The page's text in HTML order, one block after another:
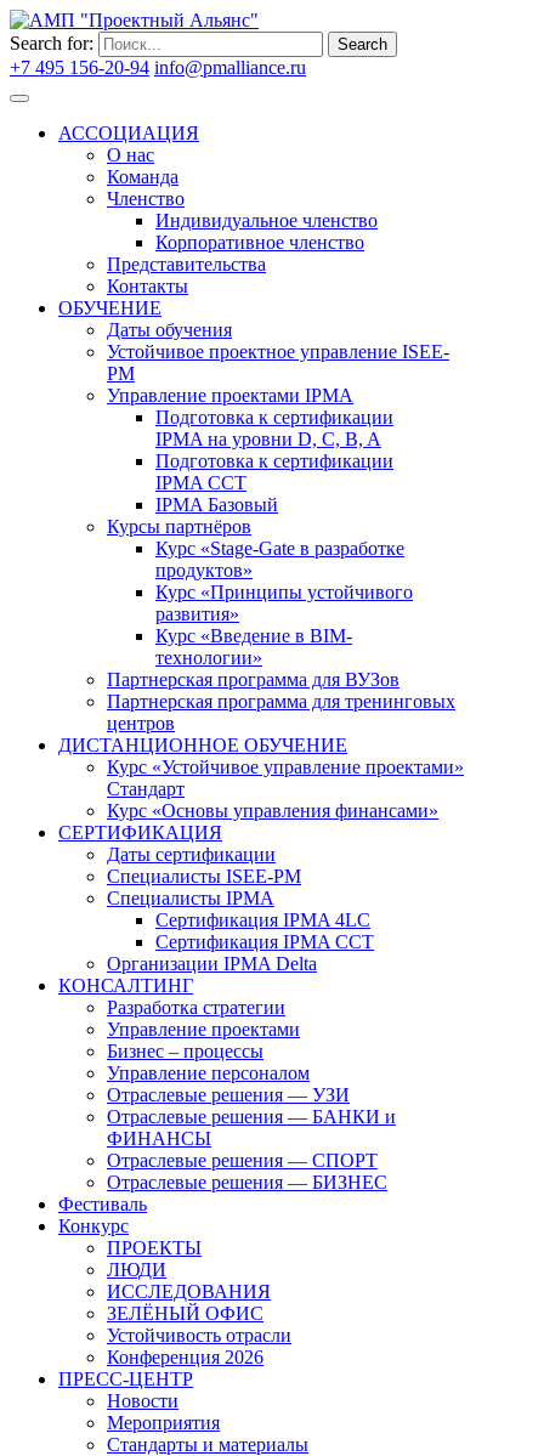
Search for: Search
+7 495 156-20-94 info@pmalliance.ru
АССОЦИАЦИЯ
О нас
Команда
Членство
Индивидуальное членство
Корпоративное членство
Представительства
Контакты
ОБУЧЕНИЕ
Даты обучения
Устойчивое проектное управление ISEE-
PM
Управление проектами IPMA
Подготовка к сертификации
IPMA на уровни D, C, B, A
Подготовка к сертификации
IPMA CCT
IPMA Базовый
Курсы партнёров
Курс «Stage-Gate в разработке
продуктов»
Курс «Принципы устойчивого
развития»
Курс «Введение в BIM-
технологии»
Партнерская программа для ВУЗов
Партнерская программа для тренинговых
центров
ДИСТАНЦИОННОЕ ОБУЧЕНИЕ
Курс «Устойчивое управление проектами»
Стандарт
Курс «Основы управления финансами»
СЕРТИФИКАЦИЯ
Даты сертификации
Специалисты ISEE-PM
Специалисты IPMA
Сертификация IPMA 4LC
Сертификация IPMA CCT
Организации IPMA Delta
КОНСАЛТИНГ
Разработка стратегии
Управление проектами
Бизнес – процессы
Управление персоналом
Отраслевые решения — УЗИ
Отраслевые решения — БАНКИ и
ФИНАНСЫ
Отраслевые решения — СПОРТ
Отраслевые решения — БИЗНЕС
Фестиваль
Конкурс
ПРОЕКТЫ
ЛЮДИ
ИССЛЕДОВАНИЯ
ЗЕЛЁНЫЙ ОФИС
Устойчивость отрасли
Конференция 2026
ПРЕСС-ЦЕНТР
Новости
Мероприятия
Стандарты и материалы